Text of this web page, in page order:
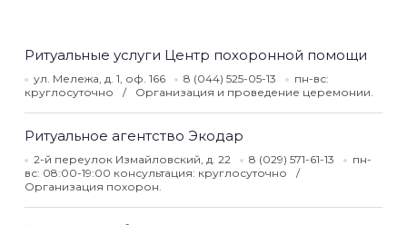
Ритуальные услуги Центр похоронной помощи
ул. Мележа, д. 1, оф. 166 8 (044) 525-05-13
пн-вс:
круглосуточно
Организация и проведение церемонии.
Ритуальное агентство Экодар
2-й переулок Измайловский, д. 22 8 (029) 571-61-13
пн-
вс: 08:00-19:00 консультация: круглосуточно
Организация похорон.